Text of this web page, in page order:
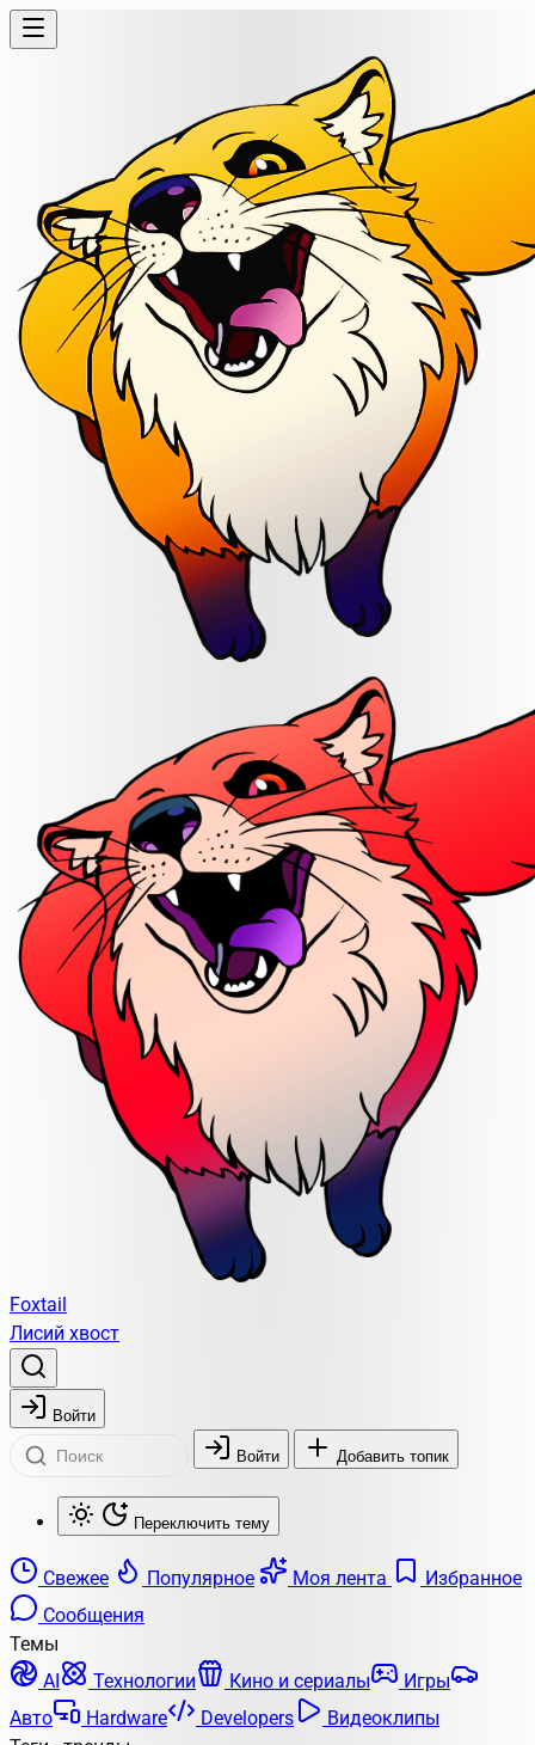
Foxtail
Лисий хвост
Войти
Войти Добавить топик
Переключить тему
Свежее Популярное Моя лента
Избранное
Сообщения
Темы
AI
Технологии Кино и сериалы
Игры
Авто
Hardware Developers
Видеоклипы